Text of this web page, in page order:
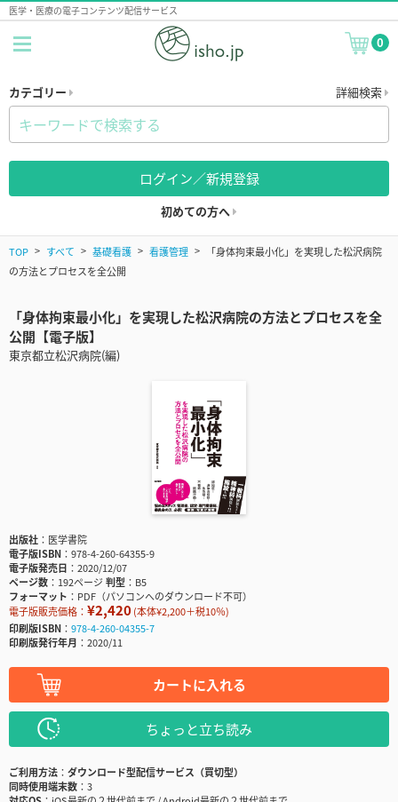
医学・医療の電子コンテンツ配信サービス
0
カテゴリー 詳細検索
ログイン／新規登録
初めての方へ
TOP すべて 基礎看護 看護管理
「身体拘束最小化」を実現した松沢病院
の方法とプロセスを全公開
「身体拘束最小化」を実現した松沢病院の方法とプロセスを全
公開【電子版】
東京都立松沢病院(編)
出版社
医学書院
電子版ISBN
978-4-260-64355-9
電子版発売日
2020/12/07
ページ数
192ページ判型
B5
フォーマット
PDF（パソコンへのダウンロード不可）
電子版販売価格： ¥2,420(本体¥2,200＋税10％)
印刷版ISBN
978-4-260-04355-7
印刷版発行年月
2020/11
カートに入れる
ちょっと立ち読み
ご利用方法
ダウンロード型配信サービス（買切型）
同時使用端末数
3